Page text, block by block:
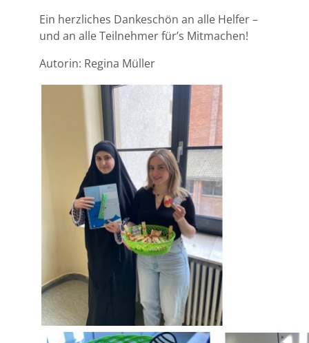
Ein herzliches Dankeschön an alle Helfer –
und an alle Teilnehmer für’s Mitmachen!
Autorin: Regina Müller